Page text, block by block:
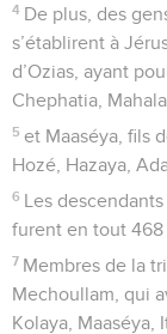
4 De plus, des
s’établirent à
d’Ozias, ayant
Chephatia,
5 et Maaséya, fils
Hozé, Hazaya,
6 Les
furent en tout 468
7 Membres de la
Mechoullam, qui
Kolaya, Maaséya,